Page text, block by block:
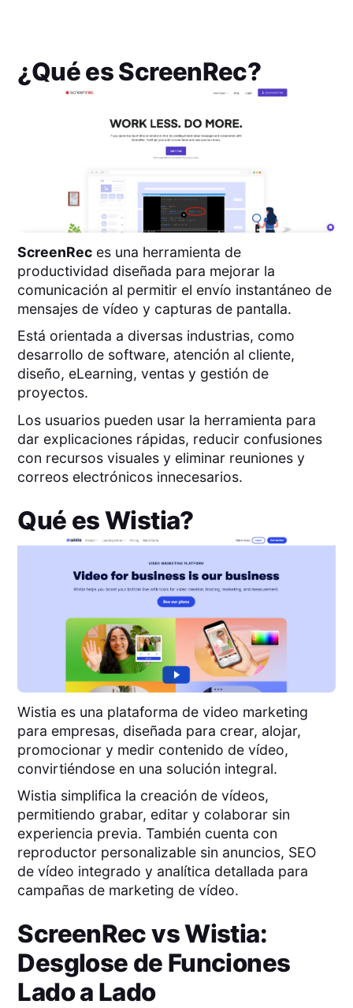
¿Qué esScreenRec?
ScreenRec es una herramienta de
productividad diseñada para mejorar la
comunicación al permitir el envío instantáneo de
mensajes de vídeo y capturas de pantalla.
Está orientada a diversas industrias, como
desarrollo de software, atención al cliente,
diseño, eLearning, ventas y gestión de
proyectos.
Los usuarios pueden usar la herramienta para
dar explicaciones rápidas, reducir confusiones
con recursos visuales y eliminar reuniones y
correos electrónicos innecesarios.
Qué esWistia?
Wistia es una plataforma de video marketing
para empresas, diseñada para crear, alojar,
promocionar y medir contenido de vídeo,
convirtiéndose en una solución integral.
Wistia simplifica la creación de vídeos,
permitiendo grabar, editar y colaborar sin
experiencia previa. También cuenta con
reproductor personalizable sin anuncios, SEO
de vídeo integrado y analítica detallada para
campañas de marketing de vídeo.
ScreenRecvsWistia:
Desglose de Funciones
Lado a Lado